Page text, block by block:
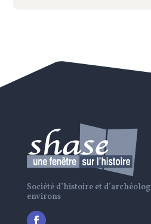
Société d’histoire et
environs